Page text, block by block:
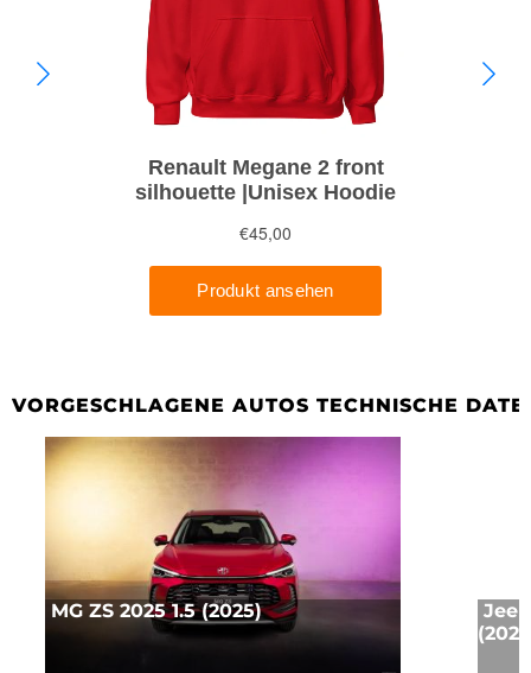
VORGESCHLAGENE AUTOS TECHNISCHE
MG ZS 2025 1.5 (2025)